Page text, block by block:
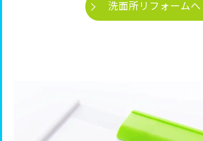
洗面所リフォームへ